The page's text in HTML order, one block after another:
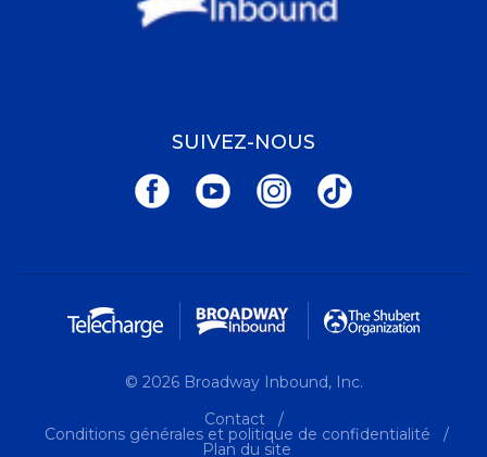
SUIVEZ-NOUS
© 2026 Broadway Inbound, Inc.
Contact
Conditions générales et politique de confidentialité
Plan du site